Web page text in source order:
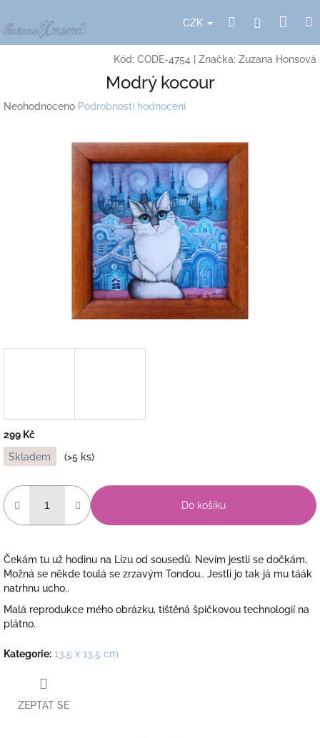
na
obsah
CZK HledatPřihlášení
Kód: CODE-4754 Značka: Zuzana Honsová
Modrý kocour
Průměrné
Neohodnoceno Podrobnosti hodnocení
299 Kč
Měrná
cena:
Skladem (>5 ks)
Do košíku
Čekám tu už hodinu na Lízu od sousedů. Nevím jestli se dočkám,
Možná se někde toulá se zrzavým Tondou.. Jestli jo tak já mu táák
natrhnu ucho..
Malá reprodukce mého obrázku, tištěná špičkovou technologií na
plátno.
Kategorie: 13,5 x 13,5 cm
ZEPTAT SE